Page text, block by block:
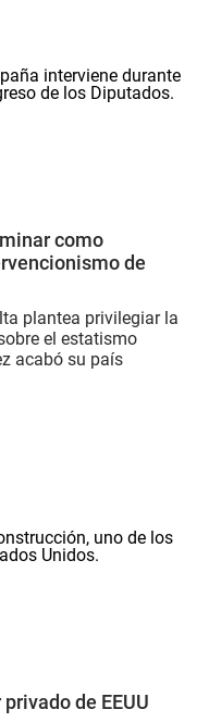
como
de
plantea privilegiar la
el estatismo
acabó su país
de EEUU